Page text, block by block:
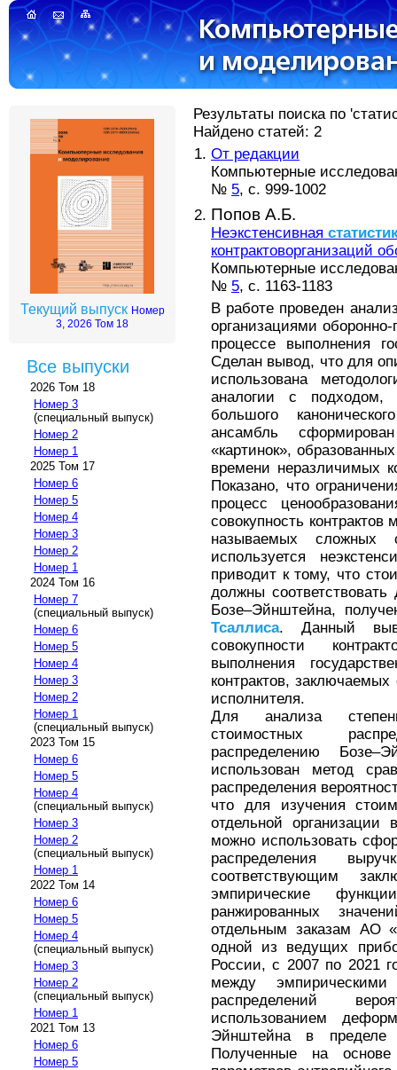
Текущий выпуск Номер
3, 2026 Том 18
Все выпуски
2026 Том 18
Номер 3
(специальный выпуск)
Номер 2
Номер 1
2025 Том 17
Номер 6
Номер 5
Номер 4
Номер 3
Номер 2
Номер 1
2024 Том 16
Номер 7
(специальный выпуск)
Номер 6
Номер 5
Номер 4
Номер 3
Номер 2
Номер 1
(специальный выпуск)
2023 Том 15
Номер 6
Номер 5
Номер 4
(специальный выпуск)
Номер 3
Номер 2
(специальный выпуск)
Номер 1
2022 Том 14
Номер 6
Номер 5
Номер 4
(специальный выпуск)
Номер 3
Номер 2
(специальный выпуск)
Номер 1
2021 Том 13
Номер 6
Номер 5
Результаты поиска по
Найдено статей: 2
От редакции
Компьютерные
№ 5, с. 999-1002
Попов А.Б.
Неэкстенсивная
контрактоворганизаций
Компьютерные
№ 5, с. 1163-1183
В работе проведен
организациями
процессе выполнения
Сделан вывод, что для
использована
аналогии с подходом,
большого
ансамбль
«картинок»,
времени неразличимых
Показано, что
процесс
совокупность контрактов
называемых сложных
используется
приводит к тому, что
должны
Бозе–Эйнштейна,
Тсаллиса. Данный
совокупности
выполнения
контрактов,
исполнителя.
Для анализа
стоимостных
распределению
использован метод
распределения
что для изучения
отдельной организации
можно использовать
распределения
соответствующим
эмпирические
ранжированных
отдельным заказам АО
одной из ведущих
России, с 2007 по 2021
между
распределений
использованием
Эйнштейна в пределе
Полученные на